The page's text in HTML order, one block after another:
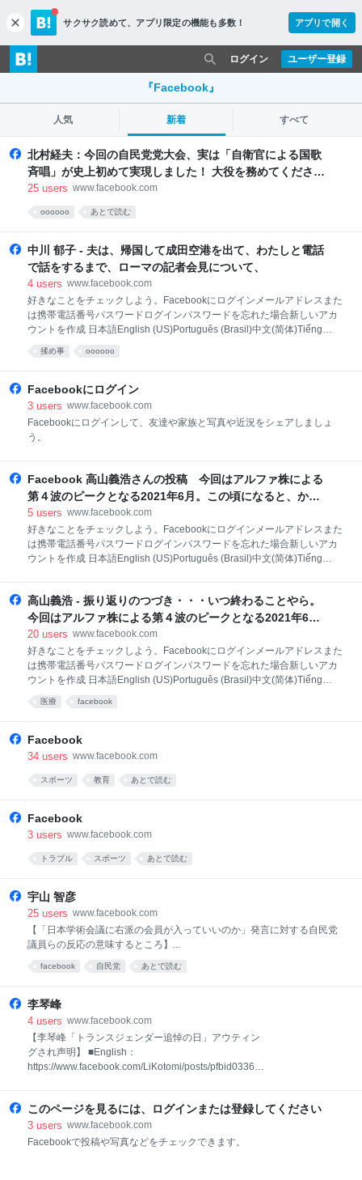
c
l
o
s
サクサク読めて、 アプリ限定の機能も多数！ アプリで開く
ユーザー登録
ログイン
『Facebook』
人気 新着 すべて
北村経夫：今回の自民党党大会、実は「自衛官による国歌
斉唱」が史上初めて実現しました！ 大役を務めてくださっ
たのは、陸上自衛隊の歌姫・鶫真衣（つぐみ まい）3等陸
曹。その透明感あふれる歌声に、会場中が包み込まれまし
25 users www.facebook.com
oooooo あとで読む
中川 郁子 - 夫は、帰国して成田空港を出て、わたしと電話
で話をするまで、ローマの記者会見について、
4 users www.facebook.com
好きなことをチェックしよう。Facebookにログインメールアドレスまた
は携帯電話番号パスワードログインパスワードを忘れた場合新しいアカ
ウントを作成 日本語English (US)Português (Brasil)中文(简体)Tiếng
ViệtEspañolBahasa Indonesiaその他の言語…アカウント登録ログイン
MessengerFacebook Lite動画Meta PayMetaストアMeta QuestRay-Ban
ターFacebookについて広告を作成ページを作成開発者採用情報
CookieAdChoices利用規約ヘルプ連絡先のアップロードと非ユーザー
Meta © 2026� �
揉め事 oooooo
Facebookにログイン
3 users www.facebook.com
Facebookにログインして、友達や家族と写真や近況をシェアしましょ
う。
Facebook 高山義浩さんの投稿 今回はアルファ株による
第４波のピークとなる2021年6月。この頃になると、かな
り状況は悪化しており、思い出すのもイヤなのだが、とり
あえず一人称の記録として書きあげておきたい。
5 users www.facebook.com
好きなことをチェックしよう。Facebookにログインメールアドレスまた
は携帯電話番号パスワードログインパスワードを忘れた場合新しいアカ
ウントを作成 日本語English (US)Português (Brasil)中文(简体)Tiếng
MetaMeta AIInstagramThreadsプライバシーポリシープライバシーセン
ターFacebookについて広告を作成ページを作成開発者採用情報
CookieAdChoices利用規約ヘルプ連絡先のアップロードと非ユーザー
Meta © 2026
高山義浩 - 振り返りのつづき・・・いつ終わることやら。
今回はアルファ株による第４波のピークとなる2021年6
月。... | Facebook
20 users www.facebook.com
好きなことをチェックしよう。Facebookにログインメールアドレスまた
は携帯電話番号パスワードログインパスワードを忘れた場合新しいアカ
ウントを作成 日本語English (US)Português (Brasil)中文(简体)Tiếng
ViệtEspañolBahasa Indonesiaその他の言語…アカウント登録ログイン
MessengerFacebook Lite動画Meta PayMetaストアMeta QuestRay-Ban
ターFacebookについて広告を作成ページを作成開発者採用情報
CookieAdChoices利用規約ヘルプ連絡先のアップロードと非ユーザー
医療 facebook
Facebook
34 users www.facebook.com
スポーツ 教育 あとで読む
Facebook
3 users www.facebook.com
トラブル スポーツ あとで読む
宇山 智彦
25 users www.facebook.com
【「日本学術会議に右派の会員が入っていいのか」発言に対する自民党
議員らの反応の意味するところ】...
facebook 自民党 あとで読む
李琴峰
4 users www.facebook.com
【李琴峰「トランスジェンダー追悼の日」アウティン
グされ声明】 ■English：
https://www.facebook.com/LiKotomi/posts/pfbid03369
このページを見るには、ログインまたは登録してください
3 users www.facebook.com
Facebookで投稿や写真などをチェックできます。